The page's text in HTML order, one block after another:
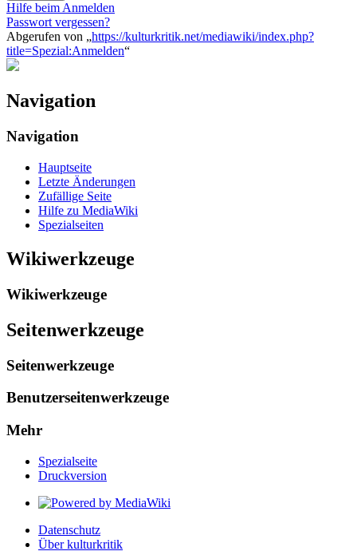
Hilfe beim Anmelden
Passwort vergessen?
Abgerufen von „https://kulturkritik.net/mediawiki/index.php?
title=Spezial:Anmelden“
Navigation
Navigation
Hauptseite
Letzte Änderungen
Zufällige Seite
Hilfe zu MediaWiki
Spezialseiten
Wikiwerkzeuge
Wikiwerkzeuge
Seitenwerkzeuge
Seitenwerkzeuge
Benutzerseitenwerkzeuge
Mehr
Spezialseite
Druckversion
Datenschutz
Über kulturkritik